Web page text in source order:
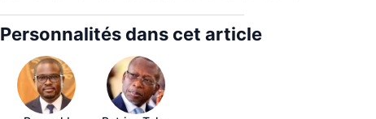
Personnalités dans cet article